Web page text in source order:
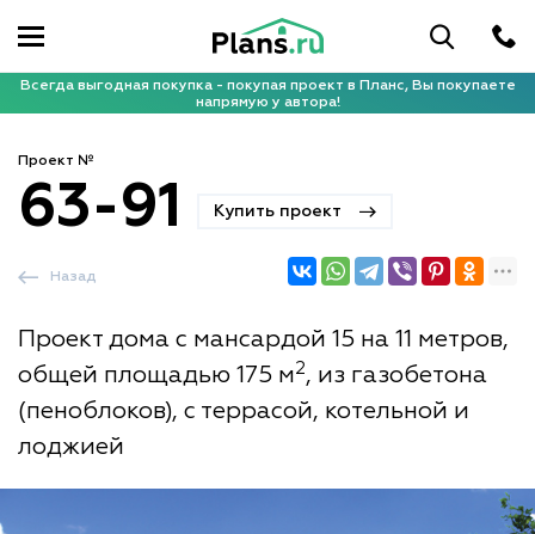
Всегда выгодная покупка - покупая проект в Планс, Вы покупаете
напрямую у автора!
Проект №
63-91 Купить проект
Проект дома с мансардой 15 на 11 метров,
общей площадью 175 м2, из газобетона
(пеноблоков), с террасой, котельной и
лоджией
Назад